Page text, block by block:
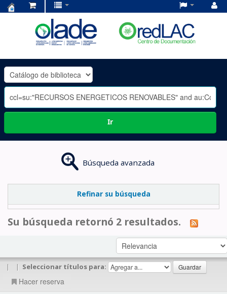
OLADE
-
Ir
Búsqueda avanzada
Refinar su búsqueda
Su búsqueda retornó 2 resultados.
| | Seleccionar títulos para:
Hacer reserva